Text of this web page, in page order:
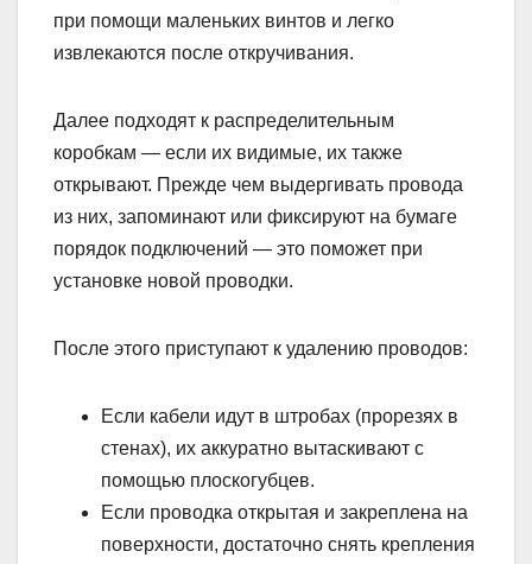
при помощи маленьких винтов и легко
извлекаются после откручивания.
Далее подходят к распределительным
коробкам — если их видимые, их также
открывают. Прежде чем выдергивать провода
из них, запоминают или фиксируют на бумаге
порядок подключений — это поможет при
установке новой проводки.
После этого приступают к удалению проводов:
Если кабели идут в штробах (прорезях в
стенах), их аккуратно вытаскивают с
помощью плоскогубцев.
Если проводка открытая и закреплена на
поверхности, достаточно снять крепления